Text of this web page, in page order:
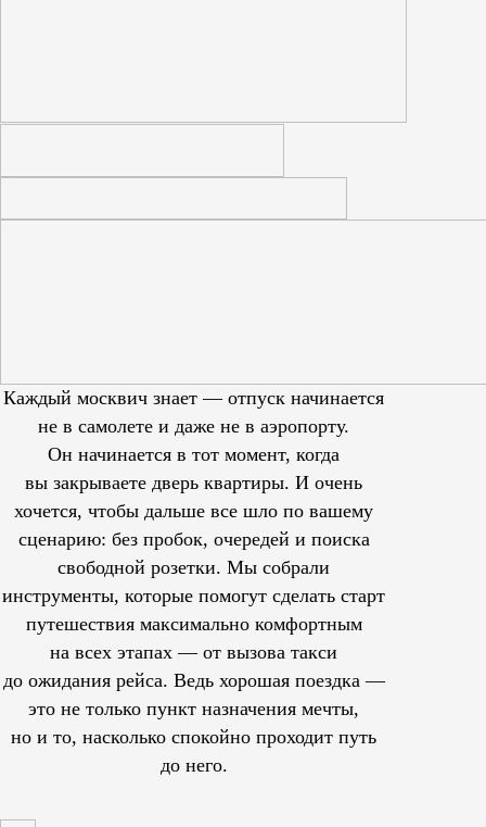
Каждый москвич знает — отпуск начинается
не в самолете и даже не в аэропорту.
Он начинается в тот момент, когда
вы закрываете дверь квартиры. И очень
хочется, чтобы дальше все шло по вашему
сценарию: без пробок, очередей и поиска
свободной розетки. Мы собрали
инструменты, которые помогут сделать старт
путешествия максимально комфортным
на всех этапах — от вызова такси
до ожидания рейса. Ведь хорошая поездка —
это не только пункт назначения мечты,
но и то, насколько спокойно проходит путь
до него.